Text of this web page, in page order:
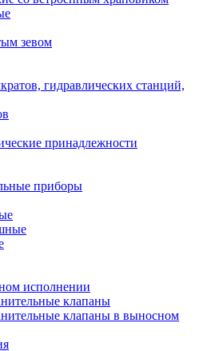
зевом
гидравлических станций,
принадлежности
приборы
исполнении
клапаны
клапаны в выносном